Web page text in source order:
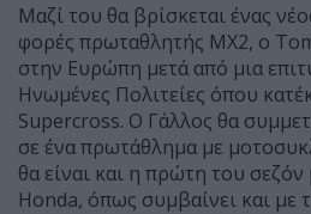
Μαζί του θα βρίσκεται ένας
φορές πρωταθλητής MX2, ο
στην Ευρώπη μετά από μια
Ηνωμένες Πολιτείες όπου
Supercross. Ο Γάλλος θα
σε ένα πρωτάθλημα με
θα είναι και η πρώτη του
Honda, όπως συμβαίνει και με